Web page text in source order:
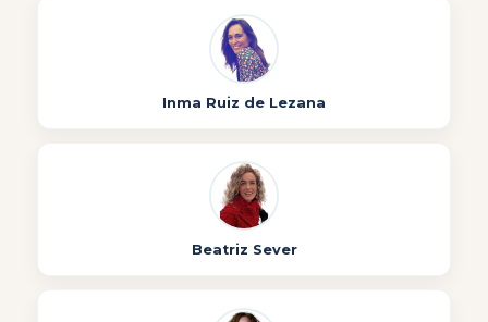
Inma Ruiz de Lezana
Beatriz Sever